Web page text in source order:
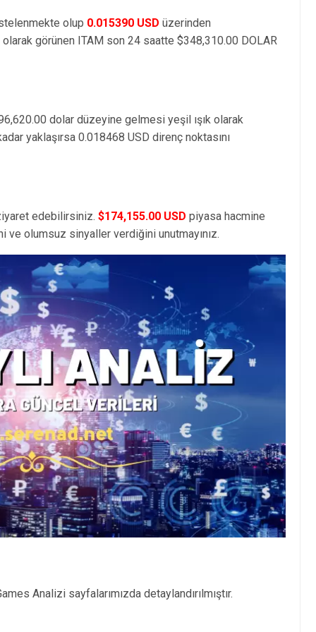
olup 0.015390 USD üzerinden
olarak görünen ITAM son 24 saatte $348,310.00 DOLAR
dolar düzeyine gelmesi yeşil ışık olarak
yaklaşırsa 0.018468 USD direnç noktasını
edebilirsiniz. $174,155.00 USD piyasa hacmine
ve olumsuz sinyaller verdiğini unutmayınız.
Analizi sayfalarımızda detaylandırılmıştır.